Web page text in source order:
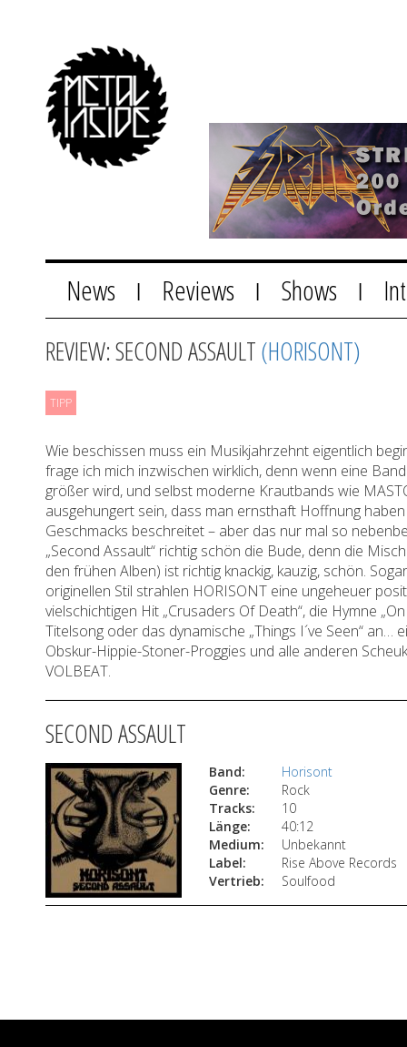
News Reviews Shows
REVIEW: SECOND ASSAULT(HORISONT)
TIPP
Wie beschissen muss ein Musikjahrzehnt eigentlich
frage ich mich inzwischen wirklich, denn wenn eine
größer wird, und selbst moderne Krautbands wie
ausgehungert sein, dass man ernsthaft Hoffnung
Geschmacks beschreitet – aber das nur mal so
„Second Assault“ richtig schön die Bude, denn die
den frühen Alben) ist richtig knackig, kauzig, schön.
originellen Stil strahlen HORISONT eine ungeheuer
vielschichtigen Hit „Crusaders Of Death“, die Hymne
Titelsong oder das dynamische „Things I´ve Seen“
Obskur-Hippie-Stoner-Proggies und alle anderen
VOLBEAT.
SECOND ASSAULT
Band:
Horisont
Genre:
Rock
Tracks:
10
Länge:
40:12
Medium:
Unbekannt
Label:
Rise Above Records
Vertrieb:
Soulfood